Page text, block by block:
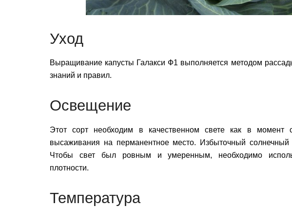
Уход
Выращивание капусты Галакси Ф1 выполняется методом
знаний и правил.
Освещение
Этот сорт необходим в качественном свете как в момент
высаживания на перманентное место. Избыточный солнечный
Чтобы свет был ровным и умеренным, необходимо
плотности.
Температура